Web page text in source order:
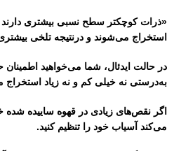
«ذرات كوچكتر سطح نسبی بیشتری
استخراج می‌شوند و درنتیجه تلخی
در حالت ایدئال، شما می‌خواهید
به‌درستی نه خیلی کم و نه زیاد
اگر نقص‌های زیادی در قهوه ساییده شده
می‌کند آسیاب خود را تنظیم کنید.